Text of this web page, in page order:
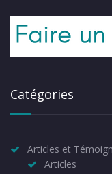
Catégories
Articles et
Articles